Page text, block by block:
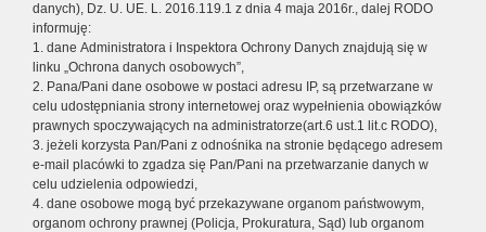
danych), Dz. U. UE. L. 2016.119.1 z dnia 4 maja 2016r., dalej RODO
informuję:
1. dane Administratora i Inspektora Ochrony Danych znajdują się w
linku „Ochrona danych osobowych”,
2. Pana/Pani dane osobowe w postaci adresu IP, są przetwarzane w
celu udostępniania strony internetowej oraz wypełnienia obowiązków
prawnych spoczywających na administratorze(art.6 ust.1 lit.c RODO),
3. jeżeli korzysta Pan/Pani z odnośnika na stronie będącego adresem
e-mail placówki to zgadza się Pan/Pani na przetwarzanie danych w
celu udzielenia odpowiedzi,
4. dane osobowe mogą być przekazywane organom państwowym,
organom ochrony prawnej (Policja, Prokuratura, Sąd) lub organom